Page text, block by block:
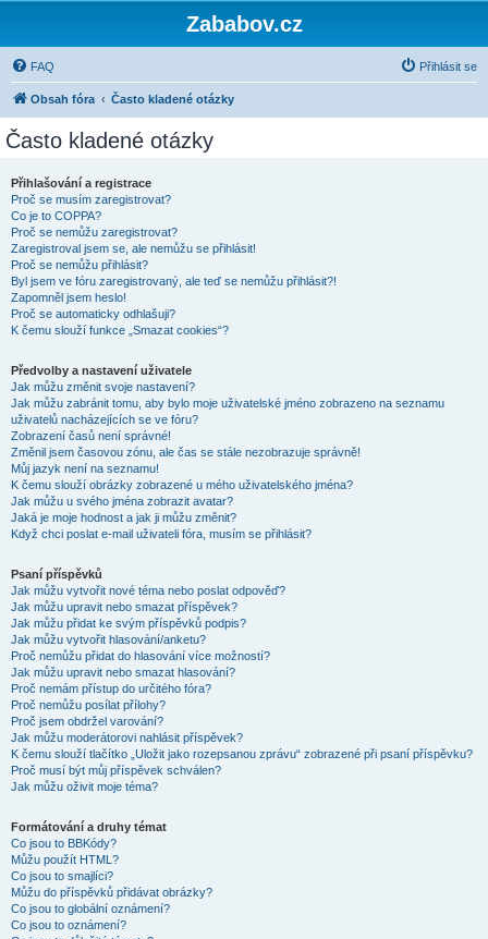
Zababov.cz
FAQ Přihlásit se
Obsah fóra Často kladené otázky
Často kladené otázky
Přihlašování a registrace
Proč se musím zaregistrovat?
Co je to COPPA?
Proč se nemůžu zaregistrovat?
Zaregistroval jsem se, ale nemůžu se přihlásit!
Proč se nemůžu přihlásit?
Byl jsem ve fóru zaregistrovaný, ale teď se nemůžu přihlásit?!
Zapomněl jsem heslo!
Proč se automaticky odhlašuji?
K čemu slouží funkce „Smazat cookies“?
Předvolby a nastavení uživatele
Jak můžu změnit svoje nastavení?
Jak můžu zabránit tomu, aby bylo moje uživatelské jméno zobrazeno na seznamu
uživatelů nacházejících se ve fóru?
Zobrazení časů není správné!
Změnil jsem časovou zónu, ale čas se stále nezobrazuje správně!
Můj jazyk není na seznamu!
K čemu slouží obrázky zobrazené u mého uživatelského jména?
Jak můžu u svého jména zobrazit avatar?
Jaká je moje hodnost a jak ji můžu změnit?
Když chci poslat e-mail uživateli fóra, musím se přihlásit?
Psaní příspěvků
Jak můžu vytvořit nové téma nebo poslat odpověď?
Jak můžu upravit nebo smazat příspěvek?
Jak můžu přidat ke svým příspěvků podpis?
Jak můžu vytvořit hlasování/anketu?
Proč nemůžu přidat do hlasování více možností?
Jak můžu upravit nebo smazat hlasování?
Proč nemám přístup do určitého fóra?
Proč nemůžu posílat přílohy?
Proč jsem obdržel varování?
Jak můžu moderátorovi nahlásit příspěvek?
K čemu slouží tlačítko „Uložit jako rozepsanou zprávu“ zobrazené při psaní příspěvku?
Proč musí být můj příspěvek schválen?
Jak můžu oživit moje téma?
Formátování a druhy témat
Co jsou to BBKódy?
Můžu použít HTML?
Co jsou to smajlíci?
Můžu do příspěvků přidávat obrázky?
Co jsou to globální oznámení?
Co jsou to oznámení?